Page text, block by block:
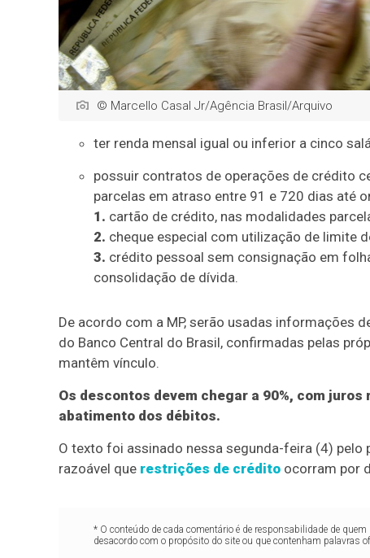
© Marcello Casal Jr/Agência Brasil/Arquivo
ter renda mensal igual ou inferior a cinco
possuir contratos de operações de crédito
parcelas em atraso entre 91 e 720 dias até
1. cartão de crédito, nas modalidades
2. cheque especial com utilização de limite
3. crédito pessoal sem consignação em
consolidação de dívida.
De acordo com a MP, serão usadas informações
do Banco Central do Brasil, confirmadas pelas
mantêm vínculo.
Os descontos devem chegar a 90%, com
abatimento dos débitos.
O texto foi assinado nessa segunda-feira (4) pelo
razoável que restrições de crédito ocorram por
* O conteúdo de cada comentário é de responsabilidade de
desacordo com o propósito do site ou que contenham palavras